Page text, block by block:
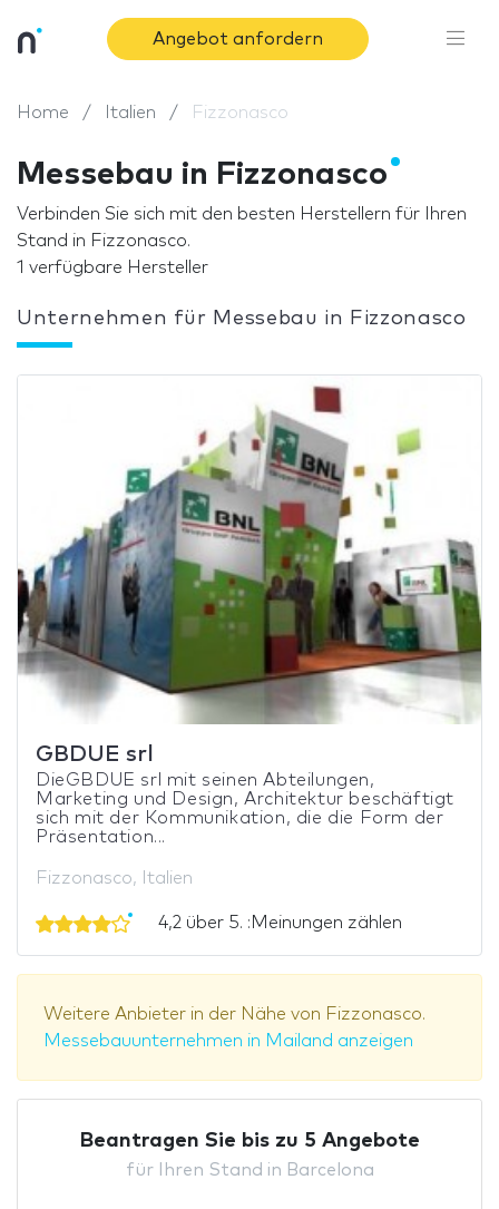
Angebot anfordern
Home Italien Fizzonasco
Messebau in Fizzonasco
Verbinden Sie sich mit den besten Herstellern für Ihren
Stand in Fizzonasco.
1 verfügbare Hersteller
Unternehmen für Messebau in Fizzonasco
GBDUE srl
DieGBDUE srl mit seinen Abteilungen,
Marketing und Design, Architektur beschäftigt
sich mit der Kommunikation, die die Form der
Präsentation...
Fizzonasco, Italien
4,2 über 5. :Meinungen zählen
Weitere Anbieter in der Nähe von Fizzonasco.
Messebauunternehmen in Mailand anzeigen
Beantragen Sie bis zu 5 Angebote
für Ihren Stand in Barcelona